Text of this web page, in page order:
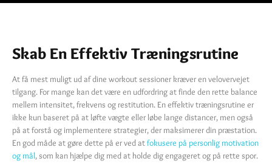
Skab En Effektiv Træningsrutine
At få mest muligt ud af dine workout sessioner kræver en velovervejet
tilgang. For mange kan det være en udfordring at finde den rette balance
mellem intensitet, frekvens og restitution. En effektiv træningsrutine er
ikke kun baseret på at løfte vægte eller løbe lange distancer, men også
på at forstå og implementere strategier, der maksimerer din præstation.
En god måde at gøre dette på er ved atfokusere på personlig motivation
og mål, som kan hjælpe dig med at holde dig engageret og på rette spor.